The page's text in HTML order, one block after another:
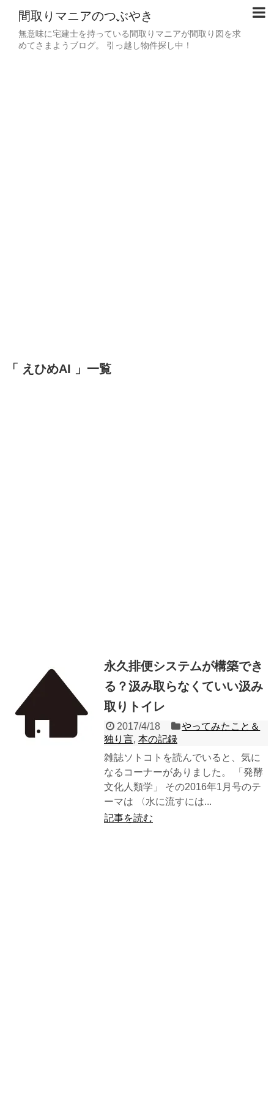
間取りマニアのつぶやき
無意味に宅建士を持っている間取りマニアが間取り図を求
めてさまようブログ。 引っ越し物件探し中！
「 えひめAI 」一覧
永久排便システムが構築でき
る？汲み取らなくていい汲み
取りトイレ
2017/4/18
やってみたこと＆
独り言, 本の記録
雑誌ソトコトを読んでいると、気に
なるコーナーがありました。 「発酵
文化人類学」 その2016年1月号のテ
ーマは 〈水に流すには...
記事を読む